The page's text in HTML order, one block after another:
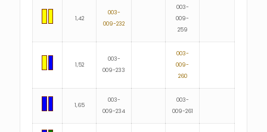
1,42
003-
009-232
003-
009-
259
1,52
003-
009-233
003-
009-
260
1,65
003-
009-234
003-
009-261